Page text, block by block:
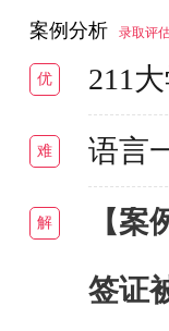
案例分析 录取评
优 211
难 语言
解 【案
签证